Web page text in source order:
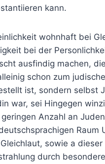
kann.
wohnhaft bei
bei der
ausfindig machen, die
schon zum judische
ist, sondern selbst
war, sei Hingegen
Anzahl an
Raum
sowie a dieser
durch